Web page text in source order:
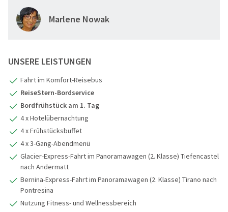
Marlene Nowak
UNSERE LEISTUNGEN
Fahrt im Komfort-Reisebus
ReiseStern-Bordservice
Bordfrühstück am 1. Tag
4 x Hotelübernachtung
4 x Frühstücksbuffet
4 x 3-Gang-Abendmenü
Glacier-Express-Fahrt im Panoramawagen (2. Klasse) Tiefencastel
nach Andermatt
Bernina-Express-Fahrt im Panoramawagen (2. Klasse) Tirano nach
Pontresina
Nutzung Fitness- und Wellnessbereich